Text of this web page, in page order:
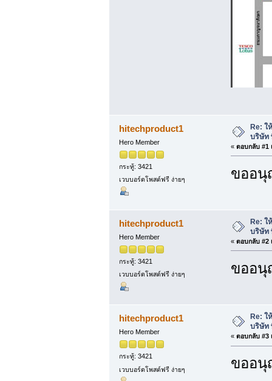
hitechproduct1
Hero Member
กระทู้: 3421
เวบบอร์ดโพสต์ฟรี ง่ายๆ
Re: ใ
บริษัท
« ตอบกลับ #1
ขออนุ
hitechproduct1
Hero Member
กระทู้: 3421
เวบบอร์ดโพสต์ฟรี ง่ายๆ
Re: ใ
บริษัท
« ตอบกลับ #2
ขออนุ
hitechproduct1
Hero Member
กระทู้: 3421
เวบบอร์ดโพสต์ฟรี ง่ายๆ
Re: ใ
บริษัท
« ตอบกลับ #3
ขออนุ